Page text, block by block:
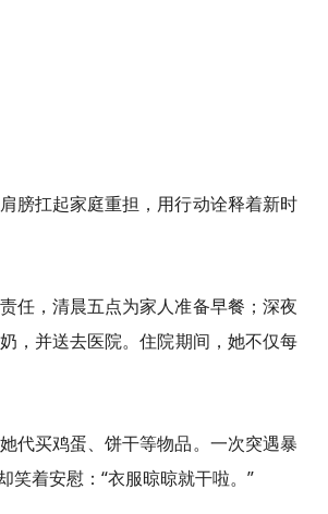
膀扛起家庭重担，用行动诠释着新时
任，清晨五点为家人准备早餐；深夜
，并送去医院。住院期间，她不仅每
代买鸡蛋、饼干等物品。一次突遇暴
着安慰：“衣服晾晾就干啦。”